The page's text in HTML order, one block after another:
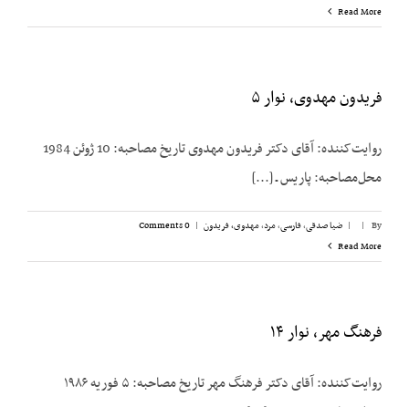
Read More
فریدون مهدوی، نوار ۵
روایت‌کننده: آقای دکتر فریدون مهدوی تاریخ مصاحبه: 10 ژوئن 1984
محل‌مصاحبه: پاریس ـ [...]
By
|
| ضیا صدقی,فارسی,مرد,مهدوی، فریدون |
0 Comments
Read More
فرهنگ مهر، نوار ۱۴
روایت‌کننده: آقای دکتر فرهنگ مهر تاریخ مصاحبه: ۵ فوریه ۱۹۸۶